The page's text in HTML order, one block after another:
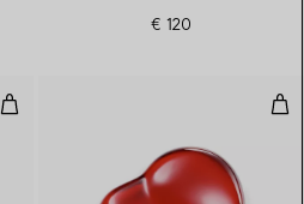
€ 120
Boîte Cœur en cristal